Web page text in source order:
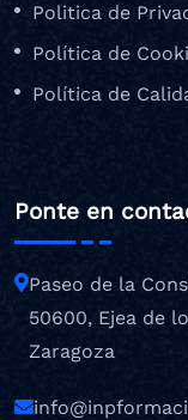
Politica de
Política de
Política de
Ponte en
Paseo de la
50600, Ejea de
Zaragoza